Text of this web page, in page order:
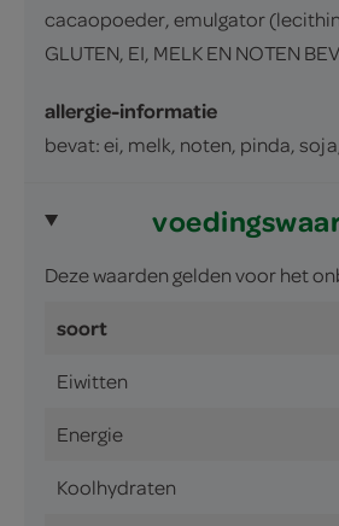
cacaopoeder, emulgator
GLUTEN, EI, MELK EN NOTEN
allergie-informatie
bevat: ei, melk, noten, pinda,
Deze waarden gelden voor het
soort
Eiwitten
Energie
Koolhydraten